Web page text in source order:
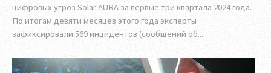
цифровых угроз Solar AURA за первые три квартала 2024 года.
По итогам девяти месяцев этого года эксперты
зафиксировали 569 инцидентов (сообщений об...